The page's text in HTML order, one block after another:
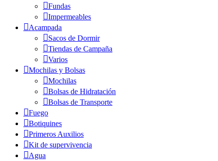
Fundas
Impermeables
Acampada
Sacos de Dormir
Tiendas de Campaña
Varios
Mochilas y Bolsas
Mochilas
Bolsas de Hidratación
Bolsas de Transporte
Fuego
Botiquines
Primeros Auxilios
Kit de supervivencia
Agua